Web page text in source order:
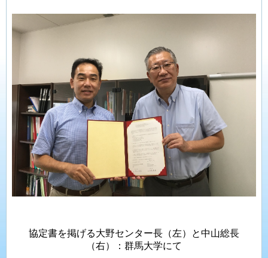
協定書を掲げる大野センター長（左）と中山総長
（右）：群馬大学にて